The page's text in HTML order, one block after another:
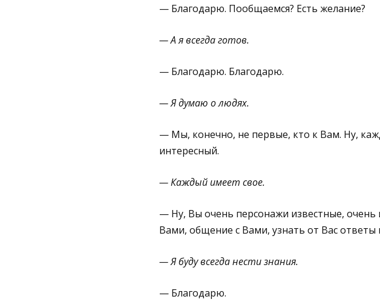
— Благодарю. Пообщаемся? Есть желание?
— А я всегда готов.
— Благодарю. Благодарю.
— Я думаю о людях.
— Мы, конечно, не первые, кто к Вам. Ну,
интересный.
— Каждый имеет свое.
— Ну, Вы очень персонажи известные,
Вами, общение с Вами, узнать от Вас
— Я буду всегда нести знания.
— Благодарю.